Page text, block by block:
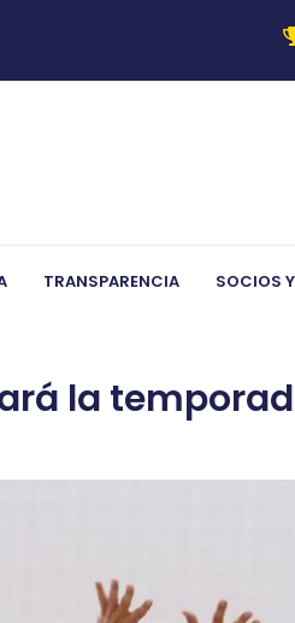
TRANSPARENCIA SOCIOS
la